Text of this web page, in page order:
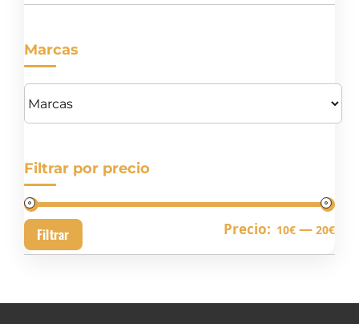
Marcas
Filtrar por precio
Filtrar Precio: 10€ — 20€